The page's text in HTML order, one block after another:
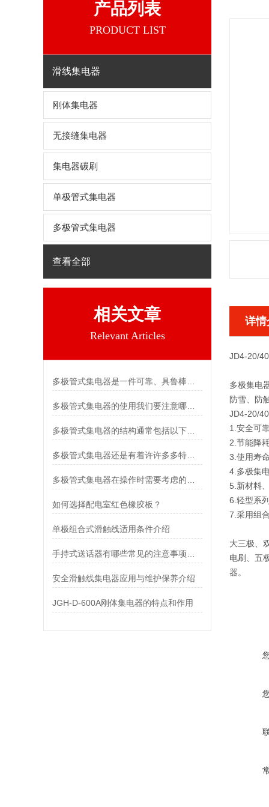
产品列表
PRODUCT LIST
滑线集电器
刚体集电器
无接缝集电器
集电器碳刷
单极管式集电器
多极管式集电器
查看全部
相关文章
Relevant Articles
多极管式集电器的使用我们要注意哪些？
多极管式集电器的结构通常包括以下几个主要部分
多极管式集电器还是有着许许多多特点的
如何选择配电室红色橡胶板？
单极组合式滑触线适用条件介绍
安全滑触线集电器应用与维护保养介绍
JGH-D-600A刚体集电器的特点和作用
详
JD4-20/
多极集电
防雪、防
JD4-20/
1.安全可
2.节能降
3.使用寿
4.多极集
5.新材料
6.轻型系
7.采用组
大三极、
电刷、五
器。